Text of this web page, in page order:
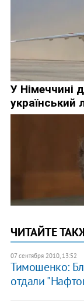
ЧИТАЙТЕ
07 сентября 2010, 13:52
Тимошенко:
отдали